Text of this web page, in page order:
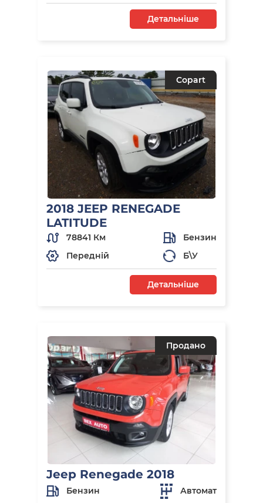
Детальніше
Copart
2018 JEEP RENEGADE
LATITUDE
78841 Км
Бензин
Передній
Б\У
Детальніше
Продано
Jeep Renegade 2018
Бензин
Автомат